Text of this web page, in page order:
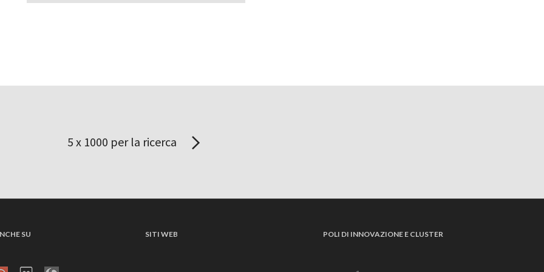
5 x 1000 per la ricerca
SU SITI WEB POLI DI INNOVAZIONE E CLUSTER